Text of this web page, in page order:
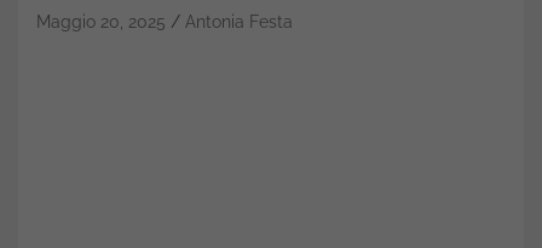
Maggio 20, 2025 Antonia Festa